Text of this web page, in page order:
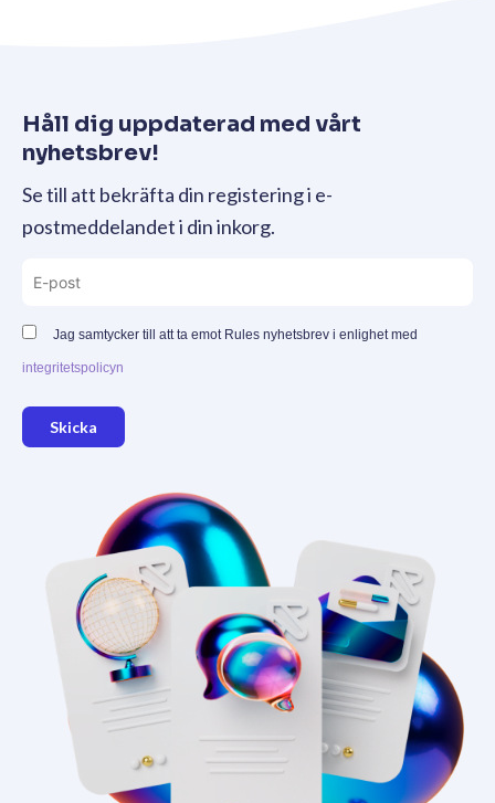
Håll dig uppdaterad med vårt
nyhetsbrev!
Se till att bekräfta din registering i e-
postmeddelandet i din inkorg.
Jag samtycker till att ta emot Rules nyhetsbrev i enlighet med
integritetspolicyn
Skicka